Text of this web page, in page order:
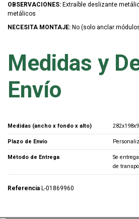
OBSERVACIONES: Extraíble deslizante
metálicos
NECESITA MONTAJE: No (solo anclar
Medidas y
Envío
Medidas (ancho x fondo x alto)
Plazo de Envío
Método de Entrega
Se
de
Referencia L-01869960